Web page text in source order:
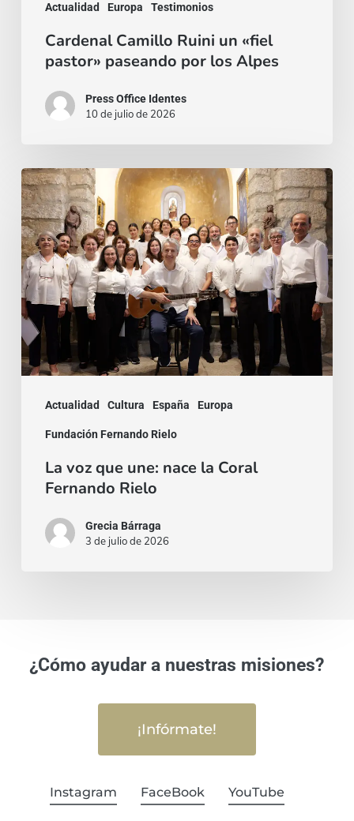
Actualidad Europa Testimonios
Cardenal Camillo Ruini un «fiel
pastor» paseando por los Alpes
Press Office Identes
10 de julio de 2026
Actualidad Cultura España Europa
Fundación Fernando Rielo
La
voz
que
une:
nace
la
Coral
Fernando
La voz que une: nace la Coral
Fernando Rielo
Grecia Bárraga
3 de julio de 2026
¿Cómo ayudar a nuestras misiones?
¡Infórmate!
Instagram FaceBook YouTube